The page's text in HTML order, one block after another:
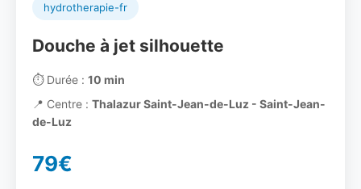
hydrotherapie-fr
Douche à jet silhouette
⏱️Durée : 10 min
📍 Centre : Thalazur Saint-Jean-de-Luz - Saint-Jean-
de-Luz
79€